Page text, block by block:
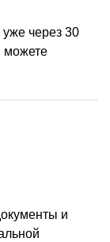
через 30
можете
и